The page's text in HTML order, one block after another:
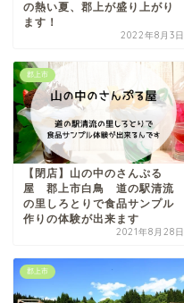
の熱い夏、郡上が盛り上がり
ます！
2022年8月3日
郡上市
【閉店】山の中のさんぷる
屋 郡上市白鳥 道の駅清流
の里しろとりで食品サンプル
作りの体験が出来ます
2021年8月28日
郡上市